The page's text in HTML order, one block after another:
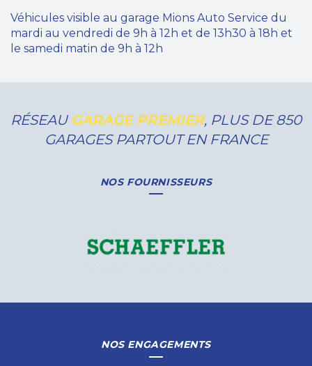
Véhicules visible au garage Mions Auto Service du
mardi au vendredi de 9h à 12h et de 13h30 à 18h et
le samedi matin de 9h à 12h
RÉSEAU GARAGE PREMIER, PLUS DE 850
GARAGES PARTOUT EN FRANCE
NOS FOURNISSEURS
NOS ENGAGEMENTS